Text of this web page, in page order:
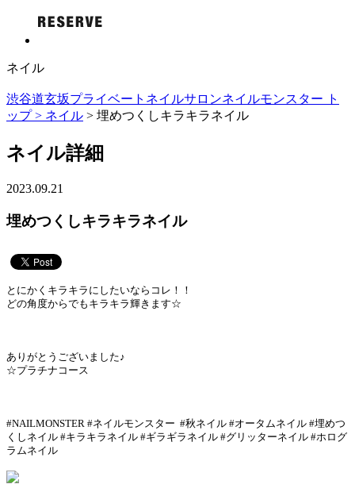
ネイル
渋谷道玄坂プライベートネイルサロンネイルモンスター ト
ップ > ネイル > 埋めつくしキラキラネイル
ネイル詳細
2023.09.21
埋めつくしキラキラネイル
とにかくキラキラにしたいならコレ！！
どの角度からでもキラキラ輝きます☆
ありがとうございました♪
☆プラチナコース
#NAILMONSTER #ネイルモンスター #秋ネイル #オータムネイル #埋めつ
くしネイル #キラキラネイル #ギラギラネイル #グリッターネイル #ホログ
ラムネイル